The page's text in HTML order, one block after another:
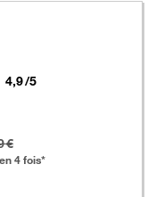
Note
4,9/5
€
4 fois*